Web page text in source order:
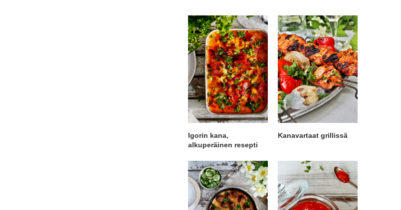
Igorin kana,
alkuperäinen resepti
Kanavartaat grillissä